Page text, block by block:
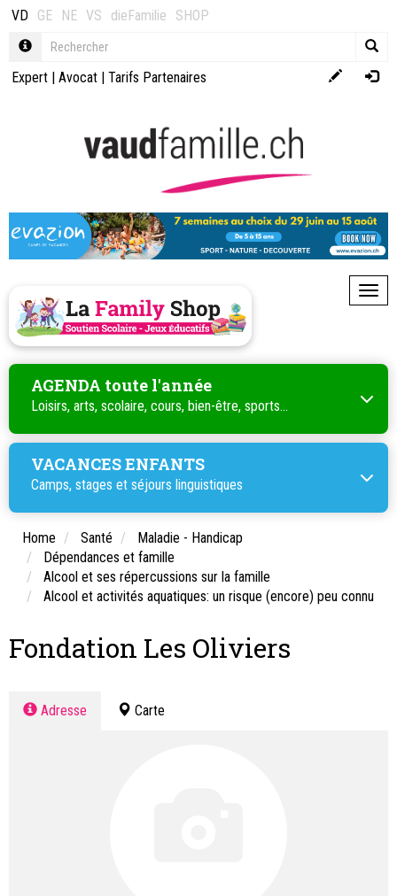
VD GE NE VS dieFamilie SHOP
Expert | Avocat | Tarifs Partenaires
AGENDA toute l'année
Loisirs, arts, scolaire, cours, bien-être, sports...
VACANCES ENFANTS
Camps, stages et séjours linguistiques
Home Santé
Maladie - Handicap
Dépendances et famille
Alcool et ses répercussions sur la famille
Alcool et activités aquatiques: un risque (encore) peu connu
Fondation Les Oliviers
Adresse Carte